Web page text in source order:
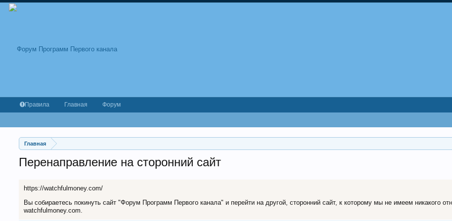
Главная
Перенаправление на сторонний сайт
https://watchfulmoney.com/
Вы собираетесь покинуть сайт "Форум Программ Первого канала" и перейти на другой, сторонний сайт, к которому мы не имеем никакого
watchfulmoney.com.
Правила Главная Форум